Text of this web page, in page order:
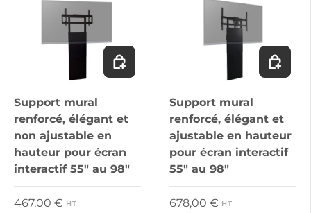
Support mural
renforcé, élégant et
non ajustable en
hauteur pour écran
interactif 55" au 98"
Prix habituel
467,00 € HT
Ajouter au panier
Support mural
renforcé, élégant et
ajustable en hauteur
pour écran interactif
55" au 98"
Prix habituel
678,00 € HT
Ajouter